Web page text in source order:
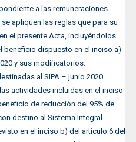
a las remuneraciones
apliquen las reglas que para su
el presente Acta, incluyéndolos
beneficio dispuesto en el inciso a)
y sus modificatorios.
al SIPA – junio 2020
actividades incluidas en el inciso
de reducción del 95% de
destino al Sistema Integral
en el inciso b) del artículo 6 del